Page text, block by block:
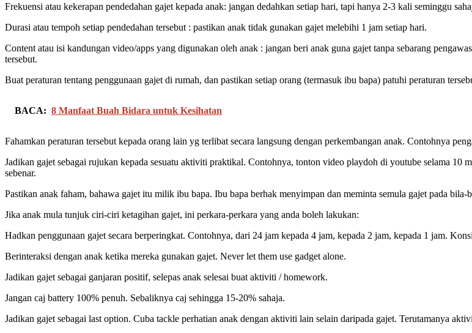
Frekuensi atau kekerapan pendedahan gajet kepada anak: jangan dedahkan setiap hari, tapi hanya 2-3 kali seminggu
Durasi atau tempoh setiap pendedahan tersebut : pastikan anak tidak gunakan gajet melebihi 1 jam setiap hari.
Content atau isi kandungan video/apps yang digunakan oleh anak : jangan beri anak guna gajet tanpa sebarang
tersebut.
Buat peraturan tentang penggunaan gajet di rumah, dan pastikan setiap orang (termasuk ibu bapa) patuhi peraturan
BACA: 8 Manfaat Buah Bidara untuk Kesihatan
Fahamkan peraturan tersebut kepada orang lain yg terlibat secara langsung dengan perkembangan anak. Contohnya
Jadikan gajet sebagai rujukan kepada sesuatu aktiviti praktikal. Contohnya, tonton video playdoh di youtube selama
sebenar.
Pastikan anak faham, bahawa gajet itu milik ibu bapa. Ibu bapa berhak menyimpan dan meminta semula gajet pada
Jika anak mula tunjuk ciri-ciri ketagihan gajet, ini perkara-perkara yang anda boleh lakukan:
Hadkan penggunaan gajet secara berperingkat. Contohnya, dari 24 jam kepada 4 jam, kepada 2 jam, kepada 1 jam.
Berinteraksi dengan anak ketika mereka gunakan gajet. Never let them use gadget alone.
Jadikan gajet sebagai ganjaran positif, selepas anak selesai buat aktiviti / homework.
Jangan caj battery 100% penuh. Sebaliknya caj sehingga 15-20% sahaja.
Jadikan gajet sebagai last option. Cuba tackle perhatian anak dengan aktiviti lain selain daripada gajet. Terutamanya